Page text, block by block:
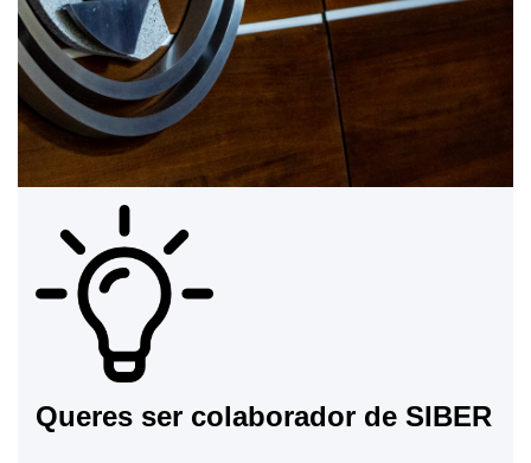
Queres ser colaborador de SIBER